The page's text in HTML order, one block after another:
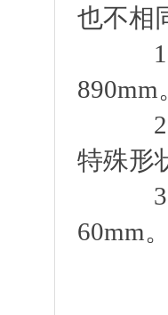
也不相
1.
890mm
2.
特殊形
3.
60mm